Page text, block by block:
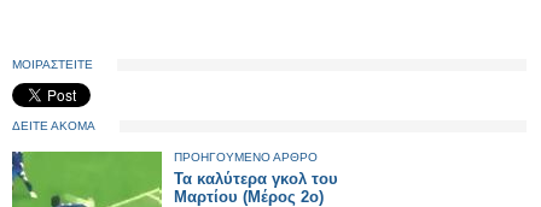
ΜΟΙΡΑΣΤΕΙΤΕ
ΔΕΙΤΕ ΑΚΟΜΑ
ΠΡΟΗΓΟΥΜΕΝΟ ΑΡΘΡΟ
Τα καλύτερα γκολ του
Μαρτίου (Μέρος 2ο)